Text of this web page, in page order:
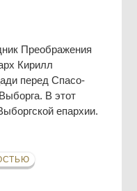
Преображения
Кирилл
перед Спасо-
В этот
епархии.